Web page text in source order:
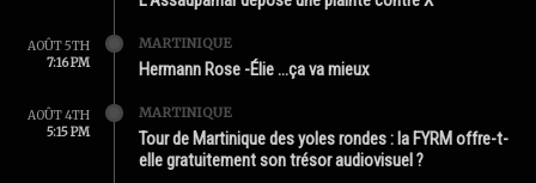
AOÛT 5TH
7:16 PM
MARTINIQUE
Hermann Rose -Élie …ça va mieux
AOÛT 4TH
5:15 PM
MARTINIQUE
Tour de Martinique des yoles rondes : la FYRM offre-t-
elle gratuitement son trésor audiovisuel ?